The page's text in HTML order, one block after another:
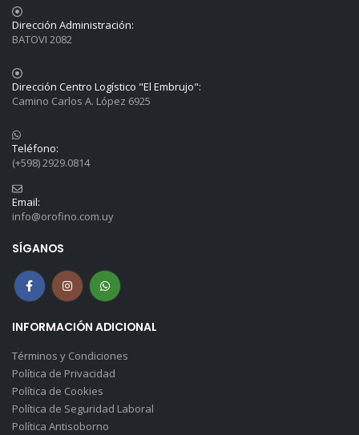
Dirección Administración:
BATOVI 2082
Dirección Centro Logístico "El Embrujo":
Camino Carlos A. López 6925
Teléfono:
(+598) 2929.0814
Email:
info@orofino.com.uy
SÍGANOS
INFORMACIÓN ADICIONAL
Términos y Condiciones
Política de Privacidad
Política de Cookies
Política de Seguridad Laboral
Política Antisoborno